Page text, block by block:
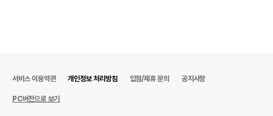
서비스 이용약관 개인정보 처리방침 입점/제휴 문의 공지사항
PC버전으로 보기